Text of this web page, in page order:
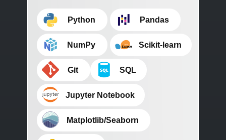
⠀⠀⠀Python ⠀⠀⠀Pandas
⠀⠀⠀NumPy ⠀⠀⠀Scikit-learn
⠀⠀⠀SQL
⠀⠀⠀Jupyter Notebook
⠀⠀⠀Matplotlib/Seaborn
⠀⠀⠀Git